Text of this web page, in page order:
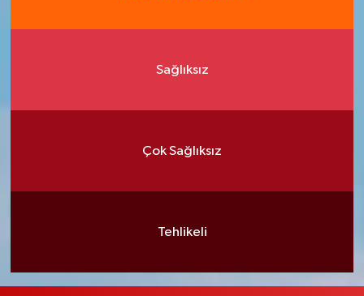
Sağlıksız
Çok Sağlıksız
Tehlikeli